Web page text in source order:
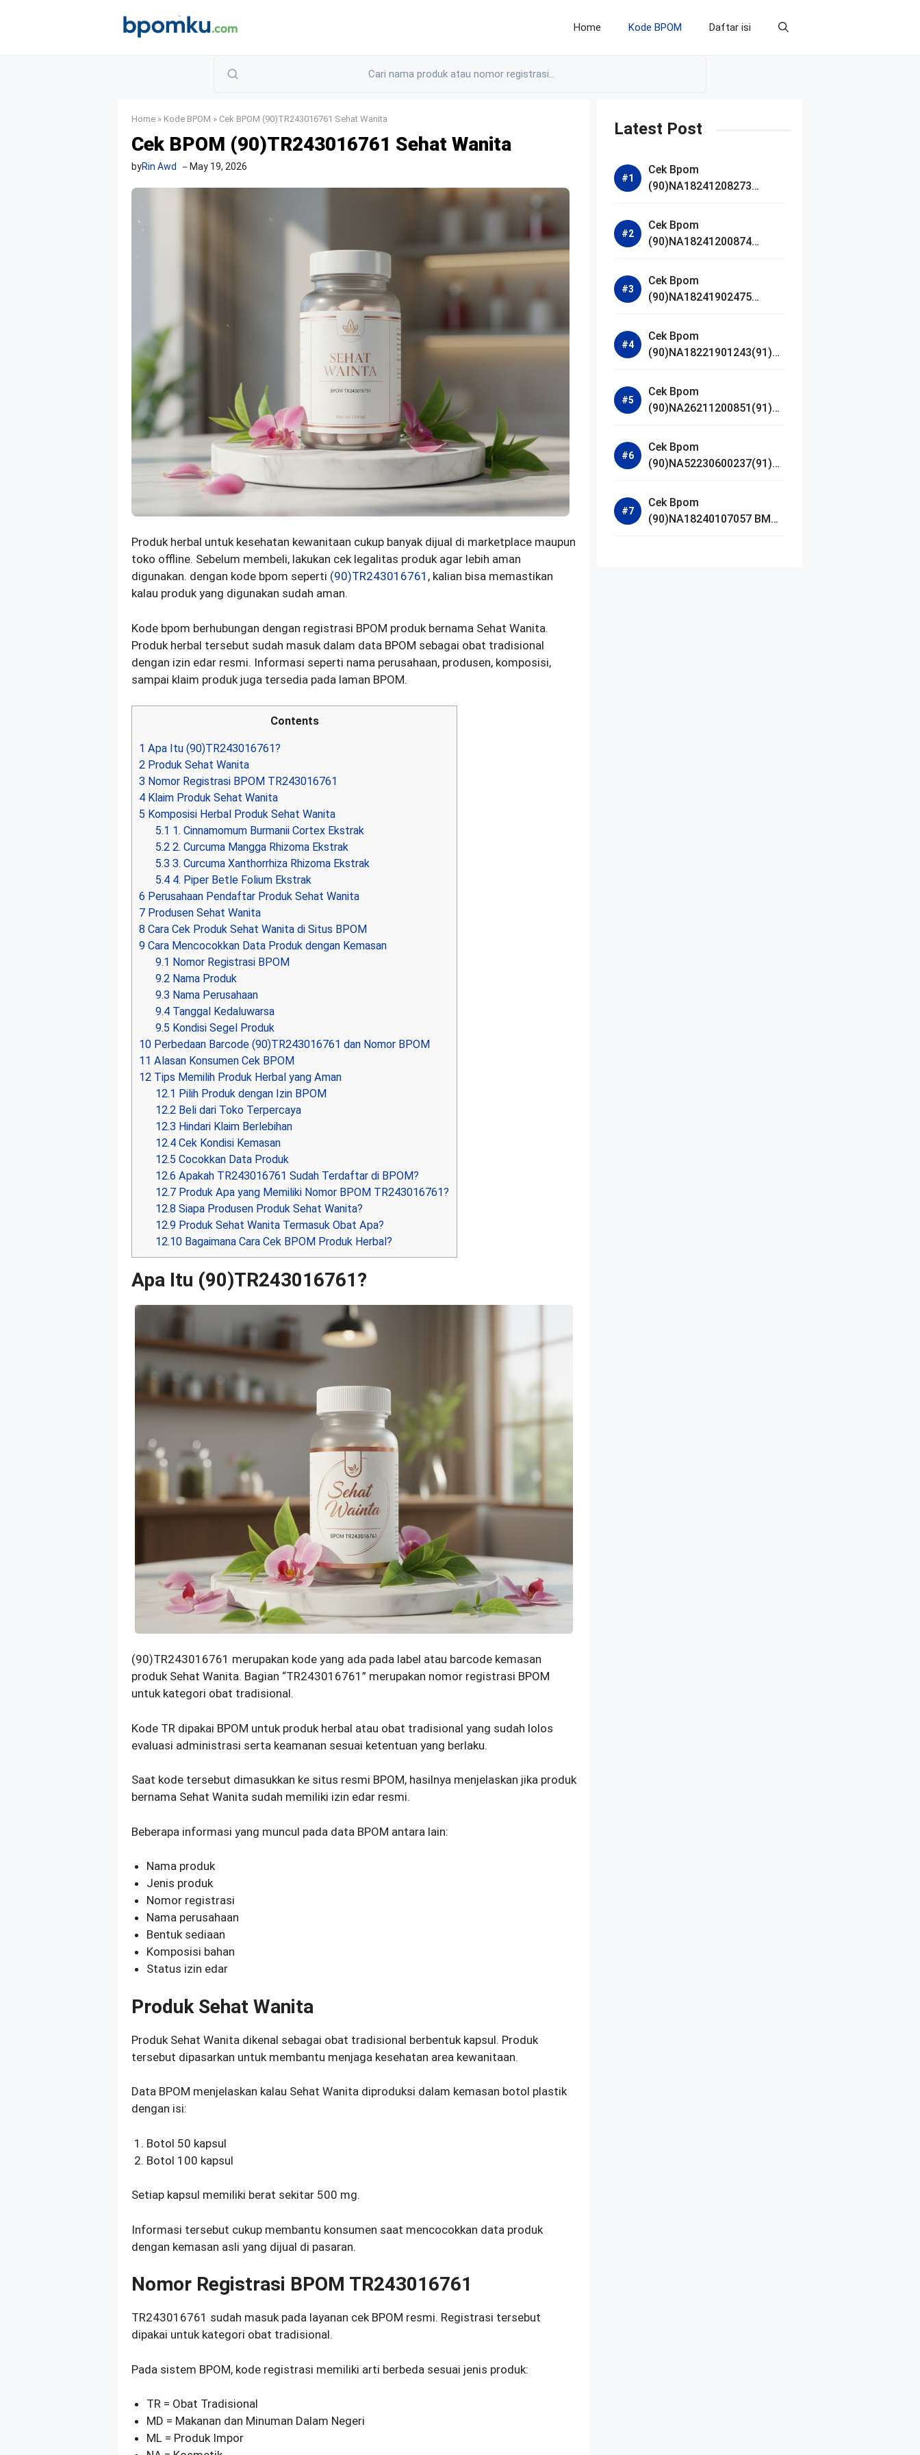
Home Kode BPOM Daftar isi
Home » Kode BPOM » Cek BPOM (90)TR243016761 Sehat Wanita
Cek BPOM (90)TR243016761 Sehat Wanita
byRin Awd May 19, 2026
Produk herbal untuk kesehatan kewanitaan cukup banyak dijual di marketplace maupun
toko offline. Sebelum membeli, lakukan cek legalitas produk agar lebih aman
digunakan. dengan kode bpom seperti (90)TR243016761 , kalian bisa memastikan
kalau produk yang digunakan sudah aman.
Kode bpom berhubungan dengan registrasi BPOM produk bernama Sehat Wanita.
Produk herbal tersebut sudah masuk dalam data BPOM sebagai obat tradisional
dengan izin edar resmi. Informasi seperti nama perusahaan, produsen, komposisi,
sampai klaim produk juga tersedia pada laman BPOM.
Contents
1 Apa Itu (90)TR243016761?
2 Produk Sehat Wanita
3 Nomor Registrasi BPOM TR243016761
4 Klaim Produk Sehat Wanita
5 Komposisi Herbal Produk Sehat Wanita
5.1 1. Cinnamomum Burmanii Cortex Ekstrak
5.2 2. Curcuma Mangga Rhizoma Ekstrak
5.3 3. Curcuma Xanthorrhiza Rhizoma Ekstrak
5.4 4. Piper Betle Folium Ekstrak
6 Perusahaan Pendaftar Produk Sehat Wanita
7 Produsen Sehat Wanita
8 Cara Cek Produk Sehat Wanita di Situs BPOM
9 Cara Mencocokkan Data Produk dengan Kemasan
9.1 Nomor Registrasi BPOM
9.2 Nama Produk
9.3 Nama Perusahaan
9.4 Tanggal Kedaluwarsa
9.5 Kondisi Segel Produk
10 Perbedaan Barcode (90)TR243016761 dan Nomor BPOM
11 Alasan Konsumen Cek BPOM
12 Tips Memilih Produk Herbal yang Aman
12.1 Pilih Produk dengan Izin BPOM
12.2 Beli dari Toko Terpercaya
12.3 Hindari Klaim Berlebihan
12.4 Cek Kondisi Kemasan
12.5 Cocokkan Data Produk
12.6 Apakah TR243016761 Sudah Terdaftar di BPOM?
12.7 Produk Apa yang Memiliki Nomor BPOM TR243016761?
12.8 Siapa Produsen Produk Sehat Wanita?
12.9 Produk Sehat Wanita Termasuk Obat Apa?
12.10 Bagaimana Cara Cek BPOM Produk Herbal?
Apa Itu (90)TR243016761?
(90)TR243016761 merupakan kode yang ada pada label atau barcode kemasan
produk Sehat Wanita. Bagian “TR243016761” merupakan nomor registrasi BPOM
untuk kategori obat tradisional.
Kode TR dipakai BPOM untuk produk herbal atau obat tradisional yang sudah lolos
evaluasi administrasi serta keamanan sesuai ketentuan yang berlaku.
Saat kode tersebut dimasukkan ke situs resmi BPOM, hasilnya menjelaskan jika produk
bernama Sehat Wanita sudah memiliki izin edar resmi.
Beberapa informasi yang muncul pada data BPOM antara lain:
Nama produk
Jenis produk
Nomor registrasi
Nama perusahaan
Bentuk sediaan
Komposisi bahan
Status izin edar
Produk Sehat Wanita
Produk Sehat Wanita dikenal sebagai obat tradisional berbentuk kapsul. Produk
tersebut dipasarkan untuk membantu menjaga kesehatan area kewanitaan.
Data BPOM menjelaskan kalau Sehat Wanita diproduksi dalam kemasan botol plastik
dengan isi:
Botol 50 kapsul
Botol 100 kapsul
Setiap kapsul memiliki berat sekitar 500 mg.
Informasi tersebut cukup membantu konsumen saat mencocokkan data produk
dengan kemasan asli yang dijual di pasaran.
Nomor Registrasi BPOM TR243016761
TR243016761 sudah masuk pada layanan cek BPOM resmi. Registrasi tersebut
dipakai untuk kategori obat tradisional.
Pada sistem BPOM, kode registrasi memiliki arti berbeda sesuai jenis produk:
TR = Obat Tradisional
MD = Makanan dan Minuman Dalam Negeri
ML = Produk Impor
Latest Post
Cek Bpom
(90)NA18241208273
Bright Radiance Face
Wash
Cek Bpom
(90)NA18241200874
Acne Calm Micellar Water
Cek Bpom
(90)NA18241902475
Cek Bpom
(90)NA18221901243(91)25
Serum
Cek Bpom
(90)NA26211200851(91)24
Madagascar Centella
Ampoule Foam
Cek Bpom
(90)NA52230600237(91)09
De Parfum
Cek Bpom
(90)NA18240107057 BMG